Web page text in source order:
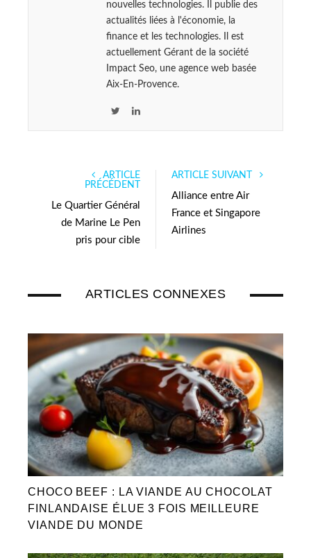
nouvelles technologies. Il publie des
actualités liées à l'économie, la
finance et les technologies. Il est
actuellement Gérant de la société
Impact Seo, une agence web basée
Aix-En-Provence.
t
r
L
e
n
ARTICLE
PRÉCÉDENT
Le Quartier Général
de Marine Le Pen
pris pour cible
ARTICLE SUIVANT
Alliance entre Air
France et Singapore
Airlines
ARTICLES CONNEXES
CHOCO BEEF : LA VIANDE AU CHOCOLAT
FINLANDAISE ÉLUE 3 FOIS MEILLEURE
VIANDE DU MONDE